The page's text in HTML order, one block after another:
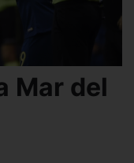
Mar del